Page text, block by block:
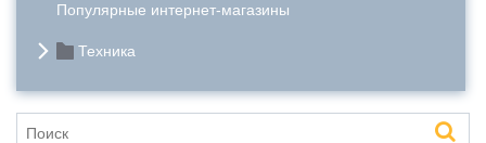
Популярные интернет-магазины
Техника